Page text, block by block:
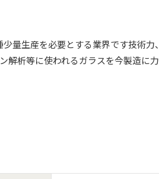
量生産を必要とする業界です技術力
解析等に使われるガラスを今製造に